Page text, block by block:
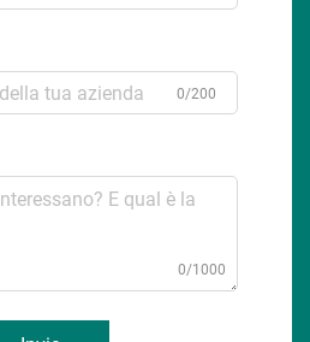
0/200
0/1000